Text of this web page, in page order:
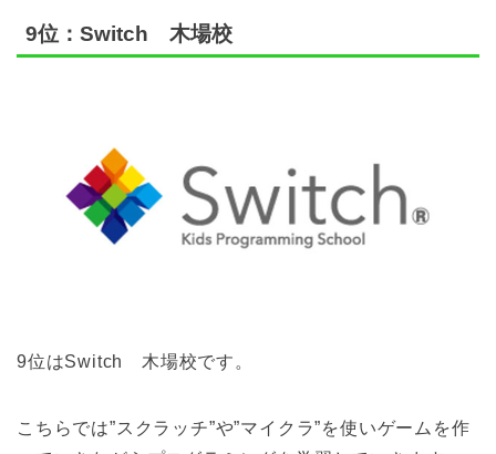
9位：Switch 木場校
9位はSwitch 木場校です。
こちらでは”スクラッチ”や”マイクラ”を使いゲームを作